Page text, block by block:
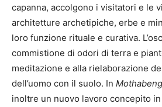
capanna, accolgono i visitatori e le
architetture archetipiche, erbe e
loro funzione rituale e curativa.
commistione di odori di terra e
meditazione e alla rielaborazione
dell’uomo con il suolo. In Mothabeng
inoltre un nuovo lavoro concepito